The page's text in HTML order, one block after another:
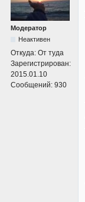
Модератор
Неактивен
Откуда: От туда
Зарегистрирован:
2015.01.10
Сообщений: 930